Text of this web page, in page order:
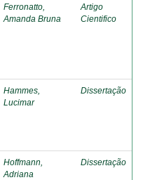
Ferronatto,
Amanda Bruna
Artigo
Cientifico
Hammes,
Lucimar
Dissertação
Hoffmann,
Adriana
Dissertação